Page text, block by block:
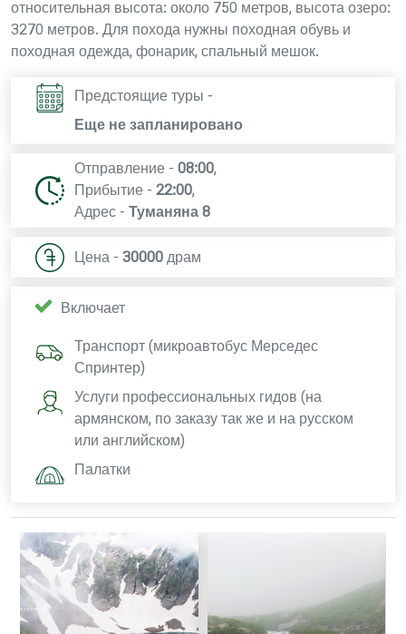
относительная высота: около 750 метров, высота озеро:
3270 метров. Для похода нужны походная обувь и
походная одежда, фонарик, спальный мешок.
Предстоящие туры -
Еще не запланировано
Отправление - 08:00,
Прибытие - 22:00,
Адрес - Туманяна 8
Цена - 30000 драм
Включает
Транспорт (микроавтобус Мерседес
Спринтер)
Услуги профессиональных гидов (на
армянском, по заказу так же и на русском
или английском)
Палатки